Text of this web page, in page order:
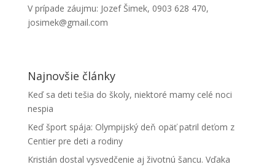
V prípade záujmu: Jozef Šimek, 0903 628 470,
josimek@gmail.com
Najnovšie články
Keď sa deti tešia do školy, niektoré mamy celé noci
nespia
Keď šport spája: Olympijský deň opäť patril deťom z
Centier pre deti a rodiny
Kristián dostal vysvedčenie aj životnú šancu. Vďaka